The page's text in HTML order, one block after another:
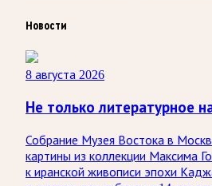
Новости
8 августа 2026
Не только литературное
Собрание Музея Востока в
картины из коллекции Максима
к иранской живописи эпохи